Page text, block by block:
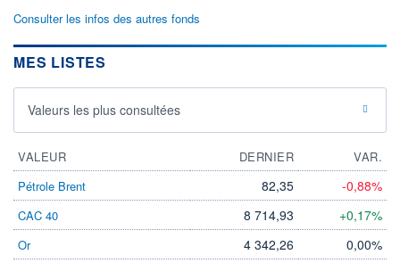
Consulter les infos des autres fonds
MES LISTES
Valeurs les plus consultées
VALEUR DERNIER
VAR.
Pétrole Brent
82,35 -0,88%
CAC 40 8 714,93 +0,17%
Or 4 342,26 0,00%